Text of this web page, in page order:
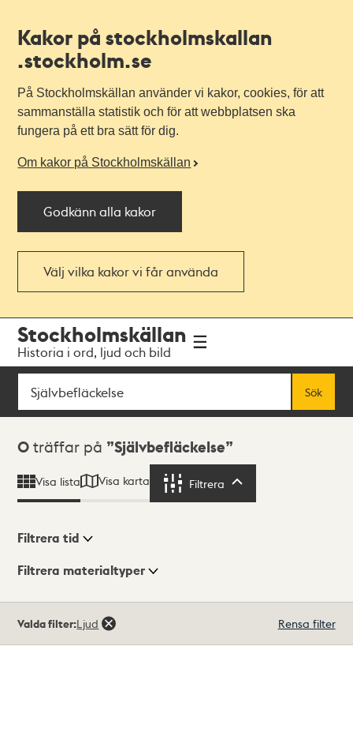
Kakor på stockholmskallan
.stockholm.se
På Stockholmskällan använder vi kakor, cookies, för att
sammanställa statistik och för att webbplatsen ska
fungera på ett bra sätt för dig.
Om kakor på Stockholmskällan
Godkänn alla kakor
Välj vilka kakor vi får använda
navigationen
huvudinnehållet
Stockholmskällan
Historia i ord, ljud och bild
Sök
Sök
Sökresultat
0 träffar på Självbefläckelse
Visa lista Visa karta Filtrera
Visningsläge
Filtrera tid
Filtrera materialtyper
träffar
Valda filter:Ljud Rensa filter